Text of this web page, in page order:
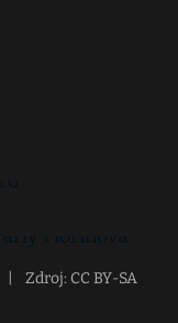
Zdroj: CC BY-SA